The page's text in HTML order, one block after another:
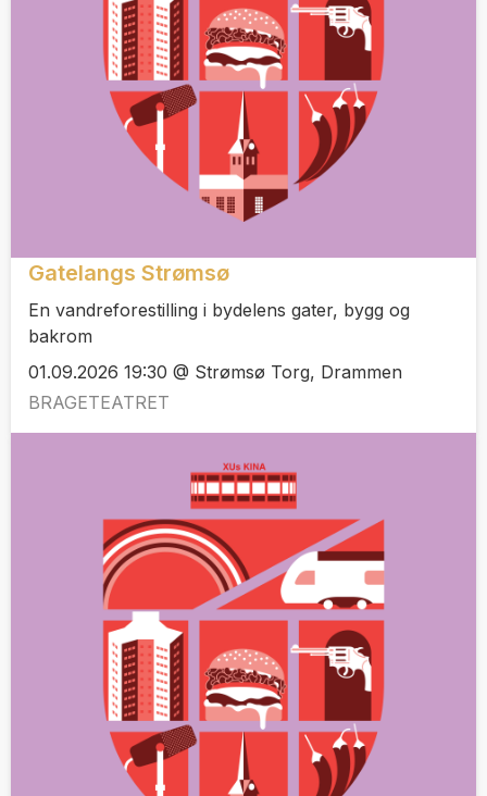
Gatelangs Strømsø
En vandreforestilling i bydelens gater, bygg og
bakrom
01.09.2026 19:30 @ Strømsø Torg, Drammen
BRAGETEATRET